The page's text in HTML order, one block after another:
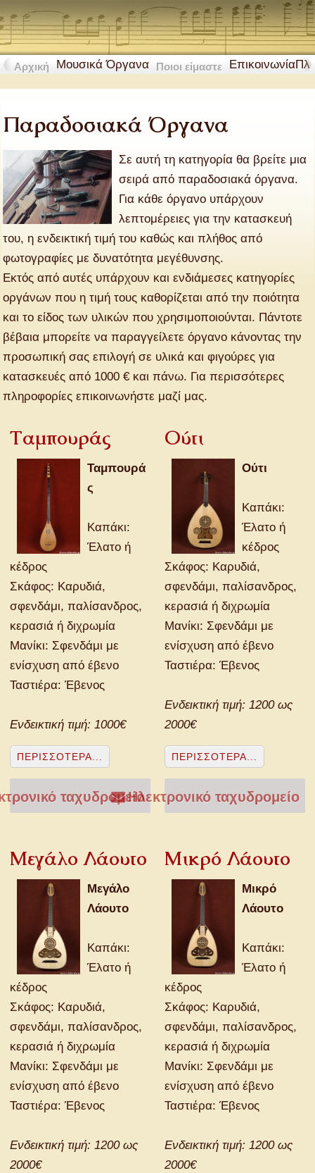
Αρχική Μουσικά Όργανα Ποιοι είμαστε Επικοινωνία
Παραδοσιακά Όργανα
Σε αυτή τη κατηγορία θα βρείτε μια
σειρά από παραδοσιακά όργανα.
Για κάθε όργανο υπάρχουν
λεπτομέρειες για την κατασκευή
του, η ενδεικτική τιμή του καθώς και πλήθος από
φωτογραφίες με δυνατότητα μεγέθυνσης.
Εκτός από αυτές υπάρχουν και ενδιάμεσες κατηγορίες
οργάνων που η τιμή τους καθορίζεται από την ποιότητα
και το είδος των υλικών που χρησιμοποιούνται. Πάντοτε
βέβαια μπορείτε να παραγγείλετε όργανο κάνοντας την
προσωπική σας επιλογή σε υλικά και φιγούρες για
κατασκευές από 1000 € και πάνω. Για περισσότερες
πληροφορίες επικοινωνήστε μαζί μας.
Ταμπουράς
Ταμπουρά
ς
Καπάκι:
Έλατο ή
κέδρος
Σκάφος: Καρυδιά,
σφενδάμι, παλίσανδρος,
κερασιά ή διχρωμία
Μανίκι: Σφενδάμι με
ενίσχυση από έβενο
Ταστιέρα: Έβενος
Ενδεικτική τιμή: 1000€
ΠΕΡΙΣΣΌΤΕΡΑ...
ταχυδρομείο
Ούτι
Ούτι
Καπάκι:
Έλατο ή
κέδρος
Σκάφος: Καρυδιά,
σφενδάμι, παλίσανδρος,
κερασιά ή διχρωμία
Μανίκι: Σφενδάμι με
ενίσχυση από έβενο
Ταστιέρα: Έβενος
Ενδεικτική τιμή: 1200 ως
2000€
ΠΕΡΙΣΣΌΤΕΡΑ...
Ηλεκτρονικό ταχυδρομείο
Μεγάλο Λάουτο
Μεγάλο
Λάουτο
Καπάκι:
Έλατο ή
κέδρος
Σκάφος: Καρυδιά,
σφενδάμι, παλίσανδρος,
κερασιά ή διχρωμία
Μανίκι: Σφενδάμι με
ενίσχυση από έβενο
Ταστιέρα: Έβενος
Ενδεικτική τιμή: 1200 ως
2000€
Μικρό Λάουτο
Μικρό
Λάουτο
Καπάκι:
Έλατο ή
κέδρος
Σκάφος: Καρυδιά,
σφενδάμι, παλίσανδρος,
κερασιά ή διχρωμία
Μανίκι: Σφενδάμι με
ενίσχυση από έβενο
Ταστιέρα: Έβενος
Ενδεικτική τιμή: 1200 ως
2000€